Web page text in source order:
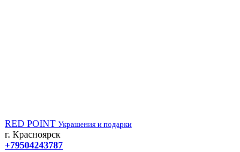
RED POINT Украшения и подарки
г. Красноярск
+79504243787